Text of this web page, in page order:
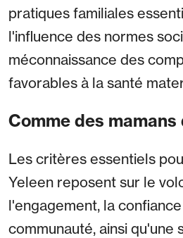
pratiques familiales
l'influence des normes
méconnaissance des
favorables à la santé
Comme des
Les critères essentiels
Yeleen reposent sur le
l'engagement, la
communauté, ainsi qu'une